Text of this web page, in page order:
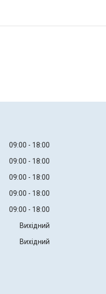
09:00
18:00
09:00
18:00
09:00
18:00
09:00
18:00
09:00
18:00
Вихідний
Вихідний